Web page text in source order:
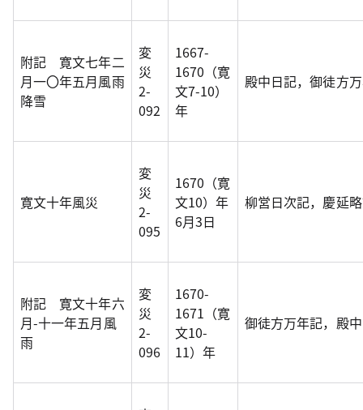
附記 寛文七年二
月一〇年五月風雨
降雪
変
災
2-
092
1667-
1670（寛
文7-10）
年
殿中日記，御徒方
寛文十年風災
変
災
2-
095
1670（寛
文10）年
6月3日
柳営日次記，慶延
附記 寛文十年六
月-十一年五月風
雨
変
災
2-
096
1670-
1671（寛
文10-
11）年
御徒方万年記，殿